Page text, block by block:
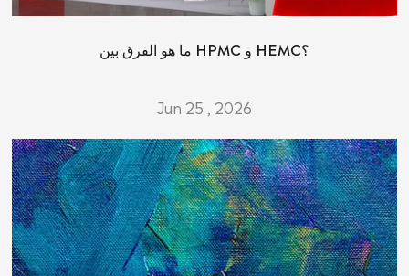
ما هو الفرق بين HPMC و HEMC؟
Jun 25 , 2026